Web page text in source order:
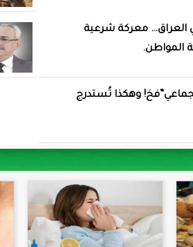
العراق… معركة شرعية
المواطن.
وهكذا تُستدرج